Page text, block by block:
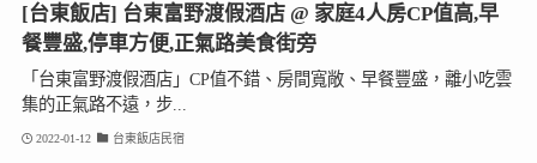
[台東飯店] 台東富野渡假酒店 @ 家庭4人房CP值高,早
餐豐盛,停車方便,正氣路美食街旁
「台東富野渡假酒店」CP值不錯、房間寬敞、早餐豐盛，離小吃雲
集的正氣路不遠，步...
2022-01-12 台東飯店民宿